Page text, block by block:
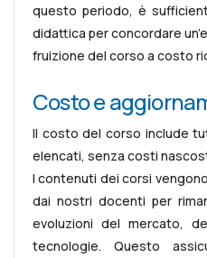
questo periodo, è
didattica per concordare
fruizione del corso a costo
Costo e
Il costo del corso include
elencati, senza costi
I contenuti dei corsi vengono
dai nostri docenti per
evoluzioni del mercato,
tecnologie. Questo